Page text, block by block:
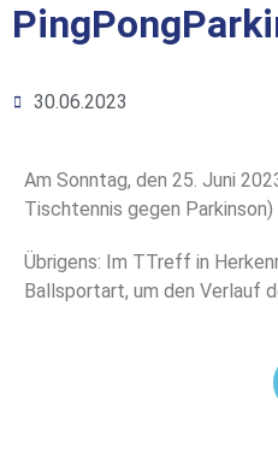
30.06.2023
Am Sonntag, den 25. Juni
Tischtennis gegen
Übrigens: Im TTreff in
Ballsportart, um den Verlauf